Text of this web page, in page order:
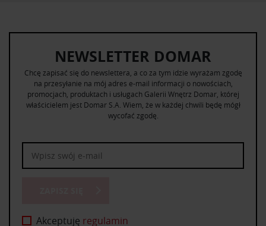
NEWSLETTER DOMAR
Chcę zapisać się do newslettera, a co za tym idzie wyrażam zgodę
na przesyłanie na mój adres e-mail informacji o nowościach,
promocjach, produktach i usługach Galerii Wnętrz Domar, której
właścicielem jest Domar S.A. Wiem, że w każdej chwili będę mógł
wycofać zgodę.
Akceptuję regulamin